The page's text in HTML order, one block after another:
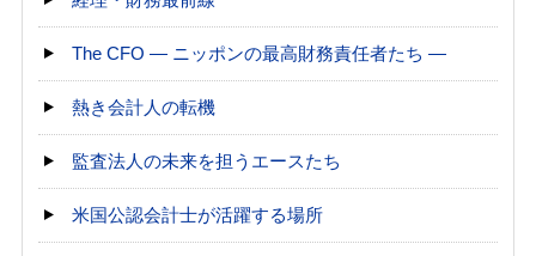
The CFO ― ニッポンの最高財務責任者たち ―
熱き会計人の転機
監査法人の未来を担うエースたち
米国公認会計士が活躍する場所